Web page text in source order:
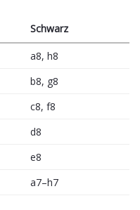
Schwarz
a8, h8
b8, g8
c8, f8
d8
e8
a7–h7